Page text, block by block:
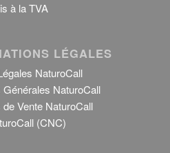
à la TVA
LÉGALES
NaturoCall
Générales NaturoCall
Vente NaturoCall
(CNC)